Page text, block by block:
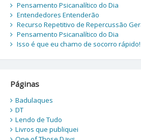
Pensamento Psicanalítico do Dia
Entendedores Entenderão
Recurso Repetitivo de Repercussão
Pensamento Psicanalítico do Dia
Isso é que eu chamo de socorro rápido!
Páginas
Badulaques
DT
Lendo de Tudo
Livros que publiquei